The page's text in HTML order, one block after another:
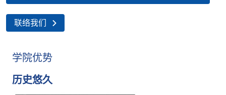
联络我们
学院优势
历史悠久